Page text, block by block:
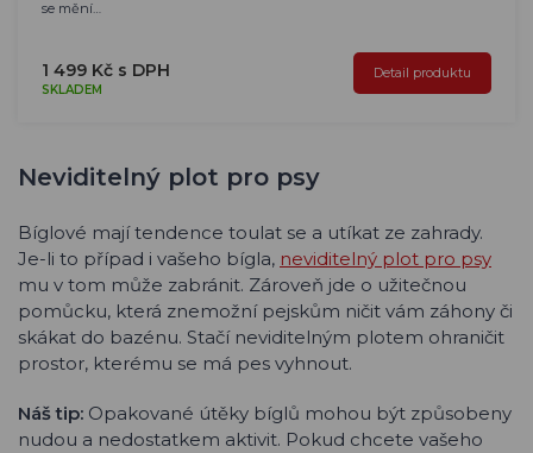
se mění…
1 499 Kč s DPH
SKLADEM
Detail produktu
Neviditelný plot pro psy
Bíglové mají tendence toulat se a utíkat ze zahrady.
Je-li to případ i vašeho bígla, neviditelný plot pro psy
mu v tom může zabránit. Zároveň jde o užitečnou
pomůcku, která znemožní pejskům ničit vám záhony či
skákat do bazénu. Stačí neviditelným plotem ohraničit
prostor, kterému se má pes vyhnout.
Náš tip: Opakované útěky bíglů mohou být způsobeny
nudou a nedostatkem aktivit. Pokud chcete vašeho